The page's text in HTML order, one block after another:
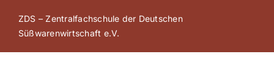
Inhalt
springen
ZDS – Zentralfachschule der Deutschen
Süßwarenwirtschaft e.V.